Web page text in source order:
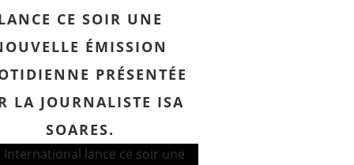
CE SOIR UNE
ÉMISSION
PRÉSENTÉE
LA JOURNALISTE ISA
SOARES.